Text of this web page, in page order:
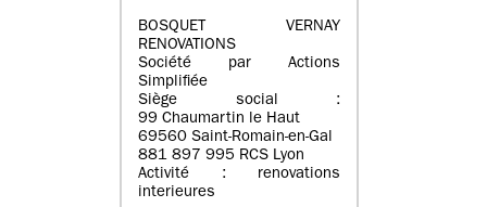
BOSQUET VERNAY
RENOVATIONS
Société par Actions
Simplifiée
Siège social :
99 Chaumartin le Haut
69560 Saint-Romain-en-Gal
881 897 995 RCS Lyon
Activité : renovations
interieures